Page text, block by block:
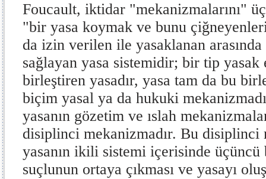
Foucault, iktidar "mekanizmalarını"
"bir yasa koymak ve bunu
da izin verilen ile yasaklanan
sağlayan yasa sistemidir; bir tip yasak
birleştiren yasadır, yasa tam da bu
biçim yasal ya da hukuki
yasanın gözetim ve ıslah
disiplinci mekanizmadır. Bu disiplinci
yasanın ikili sistemi içerisinde
suçlunun ortaya çıkması ve yasayı